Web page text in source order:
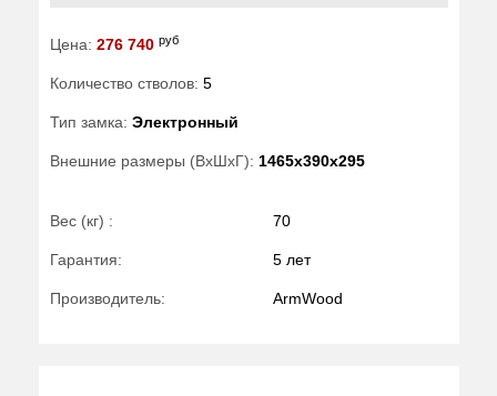
Цена: 276 740 руб
Количество стволов: 5
Тип замка: Электронный
Внешние размеры (ВхШхГ): 1465x390x295
Вес (кг) : 70
Гарантия: 5 лет
Производитель: ArmWood